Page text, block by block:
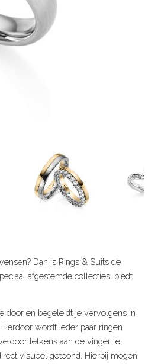
Dan is Rings & Suits de
afgestemde collecties, biedt
door en begeleidt je vervolgens in
wordt ieder paar ringen
door telkens aan de vinger te
visueel getoond. Hierbij mogen